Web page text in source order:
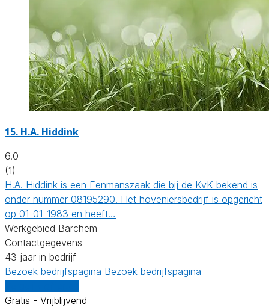
15. H.A. Hiddink
6.0
(1)
H.A. Hiddink is een Eenmanszaak die bij de KvK bekend is
onder nummer 08195290. Het hoveniersbedrijf is opgericht
op 01-01-1983 en heeft…
Werkgebied Barchem
Contactgegevens
43 jaar in bedrijf
Bezoek bedrijfspagina Bezoek bedrijfspagina
Gratis - Vrijblijvend